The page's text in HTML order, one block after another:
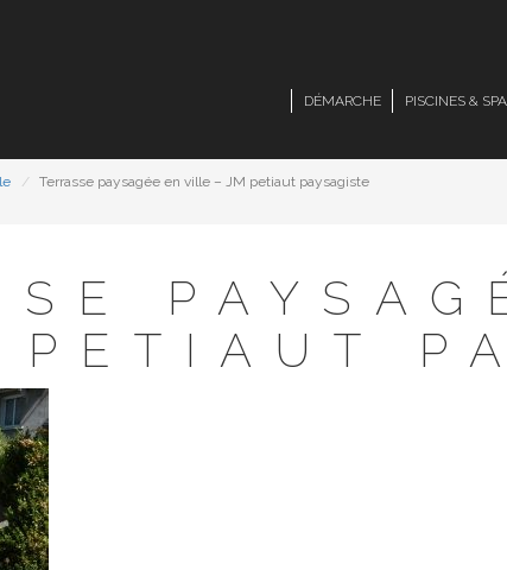
DÉMARCHE PISCINES &
Terrasse paysagée en ville – JM petiaut paysagiste